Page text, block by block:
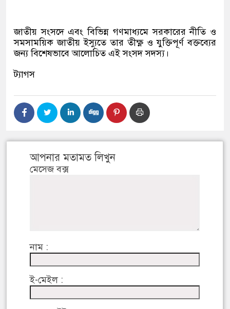
জাতীয় সংসদে এবং বিভিন্ন গণমাধ্যমে সরকারের নীতি ও
সমসাময়িক জাতীয় ইস্যুতে তার তীক্ষ্ণ ও যুক্তিপূর্ণ বক্তব্যের
জন্য বিশেষভাবে আলোচিত এই সংসদ সদস্য।
ট্যাগস
আপনার মতামত লিখুন
মেসেজ বক্স
নাম :
ই-মেইল :